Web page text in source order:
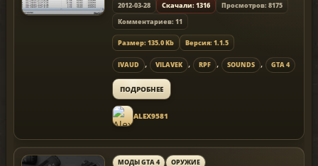
2012-03-28 Скачали: 1316
Просмотров: 8175
Комментариев: 11
Размер: 135.0 Kb Версия: 1.1.5
IVAUD , VILAVEK , RPF , SOUNDS , GTA 4
ПОДРОБНЕЕ
ALEX9581
МОДЫ GTA 4 ОРУЖИЕ